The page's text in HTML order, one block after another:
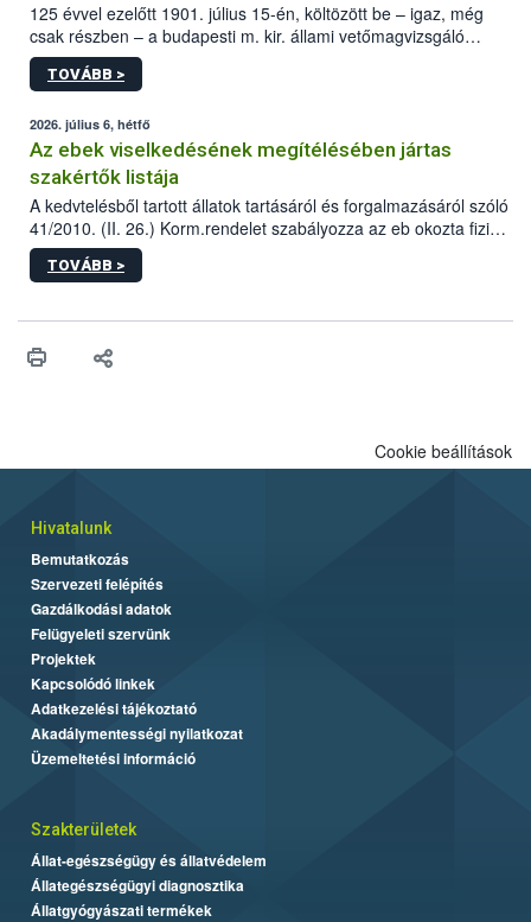
125 évvel ezelőtt 1901. július 15-én, költözött be – igaz, még
csak részben – a budapesti m. kir. állami vetőmagvizsgáló
állomás a Kis Rókus utca 15. szám alatti, Czigler Győző által
tervezett új épületébe.
TOVÁBB >
2026. július 6, hétfő
Az ebek viselkedésének megítélésében jártas
szakértők listája
A kedvtelésből tartott állatok tartásáról és forgalmazásáról szóló
41/2010. (II. 26.) Korm.rendelet szabályozza az eb okozta fizikai
sérülés, illetve ennek veszélye keletkezésekor felmerülő
hatósági feladatokat, valamint a veszélyes eb tartását és annak
vonni az ebek viselkedésének megítélésében jártas szakértőt.
TOVÁBB >
Cookie beállítások
Hivatalunk
Bemutatkozás
Szervezeti felépítés
Gazdálkodási adatok
Felügyeleti szervünk
Projektek
Kapcsolódó linkek
Adatkezelési tájékoztató
Akadálymentességi nyilatkozat
Üzemeltetési információ
Szakterületek
Állat-egészségügy és állatvédelem
Állategészségügyi diagnosztika
Állatgyógyászati termékek